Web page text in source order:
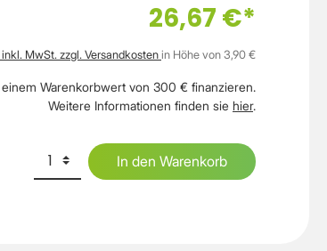
26,67 €*
inkl. MwSt. zzgl. Versandkosten in Höhe von 3,90 €
Warenkorbwert von 300 € finanzieren.
Weitere Informationen finden sie hier.
In den Warenkorb